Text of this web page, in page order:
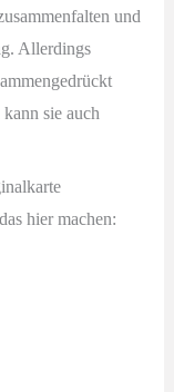
und
Allerdings
sie auch
hier machen: